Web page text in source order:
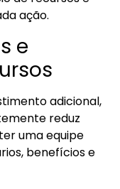
ação.
e
adicional,
reduz
uma equipe
benefícios e